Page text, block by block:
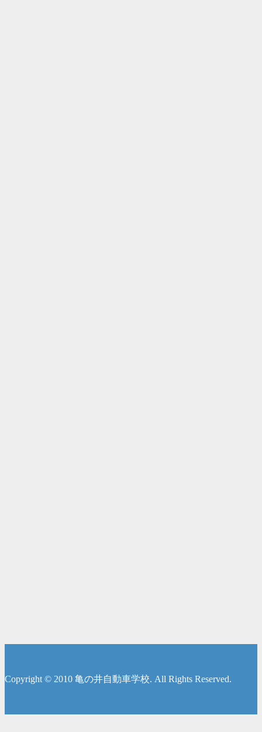
Copyright © 2010 亀の井自動車学校. All Rights Reserved.